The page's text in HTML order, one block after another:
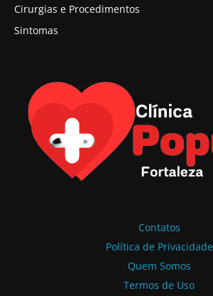
Cirurgias e Procedimentos
Sintomas
Contatos
Política de Privacidade
Quem Somos
Termos de Uso